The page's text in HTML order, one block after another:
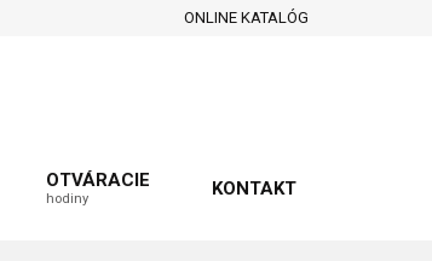
ONLINE KATALÓG
OTVÁRACIE
hodiny KONTAKT